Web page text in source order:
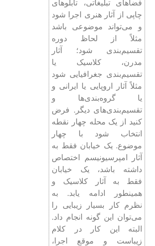
فضاهای تبلیغاتی، تابلوهای
چاپی از آثار هنری اجرا شود
و می‌تواند موضوعی باشد
مثلاً از لحاظ دوره
تقسیم‌بندی شود؛ آثار
مدرن، کلاسیک یا
تقسیم‌بندی جغرافیایی شود
مثلاً آثار اروپایی یا ایرانی و
یا گروه‌بندی‌ها و
تقسیم‌بندی‌های دیگر. فرض
کنید از یک محله چهار نقطه
انتخاب شود با چهار
موضوع. یک خیابان فقط به
آثار امپرسیونیسم اختصاص
داشته باشد، یک خیابان
فقط به آثار کلاسیک و
همینطور ادامه یابد. به
نظرم کار بسیار زیبایی را
می‌توان این گونه انجام داد.
البته این کار در کلام
زیباست و موقع اجرا،